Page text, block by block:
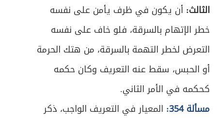
الثالث: أن يكون في ظرف يأمن على نفسه
خطر الإتهام بالسرقة، فلو خاف على نفسه
التعرض لخطر التهمة بالسرقة، من هتك الحرمة
أو الحبس، سقط عنه التعريف وكان حكمه
كحكمه في الأمر الثاني.
مسألة 354:
المعيار في التعريف الواجب، ذكر